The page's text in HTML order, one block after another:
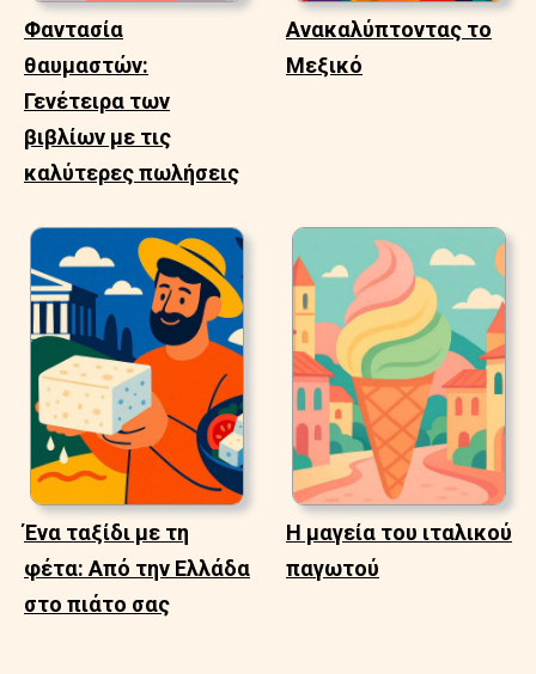
Φαντασία
θαυμαστών:
Γενέτειρα των
βιβλίων με τις
καλύτερες πωλήσεις
Ανακαλύπτοντας το
Μεξικό
Ένα ταξίδι με τη
φέτα: Από την Ελλάδα
στο πιάτο σας
Η μαγεία του ιταλικού
παγωτού